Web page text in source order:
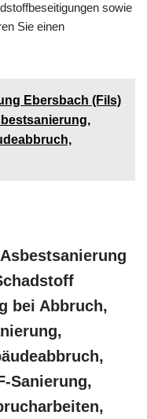
sowie
Sie einen
Ebersbach (Fils)
bei Abbruch,
Sanierung,